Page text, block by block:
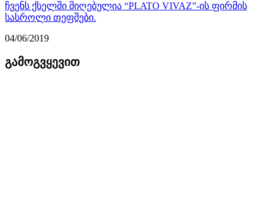
ჩვენს ქსელში მიღებულია “PLATO VIVAZ”-ის ფირმის
სასროლი თეფშები.
04/06/2019
გამოგვყევით